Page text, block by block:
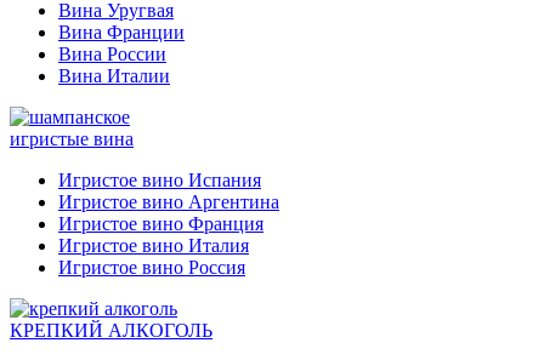
Вина Уругвая
Вина Франции
Вина России
Вина Италии
игристые вина
Игристое вино Испания
Игристое вино Аргентина
Игристое вино Франция
Игристое вино Италия
Игристое вино Россия
КРЕПКИЙ АЛКОГОЛЬ